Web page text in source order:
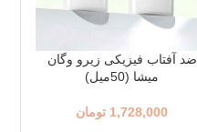
ضد آفتاب فیزیکی زیرو وگان
میشا (50میل)
1,728,000 تومان